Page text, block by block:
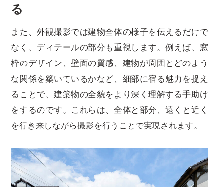
る
また、外観撮影では建物全体の様子を伝えるだけで
なく、ディテールの部分も重視します。例えば、窓
枠のデザイン、壁面の質感、建物が周囲とどのよう
な関係を築いているかなど、細部に宿る魅力を捉え
ることで、建築物の全貌をより深く理解する手助け
をするのです。これらは、全体と部分、遠くと近く
を行き来しながら撮影を行うことで実現されます。